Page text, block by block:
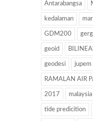
Antarabangsa
kedalaman
GDM200
geoid
geodesi jupem
RAMALAN AIR
2017
tide predicition